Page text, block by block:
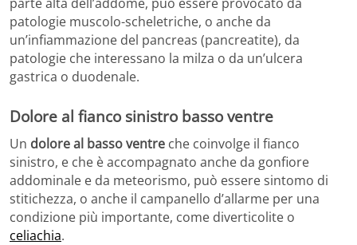
patologie muscolo-scheletriche, o anche da
un’infiammazione del pancreas (pancreatite), da
patologie che interessano la milza o da un’ulcera
gastrica o duodenale.
Dolore al fianco sinistro basso ventre
Un dolore al basso ventre che coinvolge il fianco
sinistro, e che è accompagnato anche da gonfiore
addominale e da meteorismo, può essere sintomo di
stitichezza, o anche il campanello d’allarme per una
condizione più importante, come diverticolite o
celiachia.